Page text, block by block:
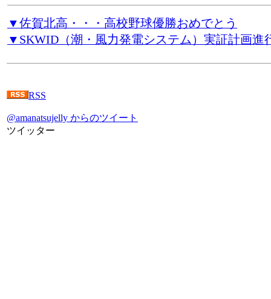
▼佐賀北高・・・高校野球優勝おめでとう
▼SKWID（潮・風力発電システム）実証計画進
RSS
@amanatsujelly からのツイート
ツイッター